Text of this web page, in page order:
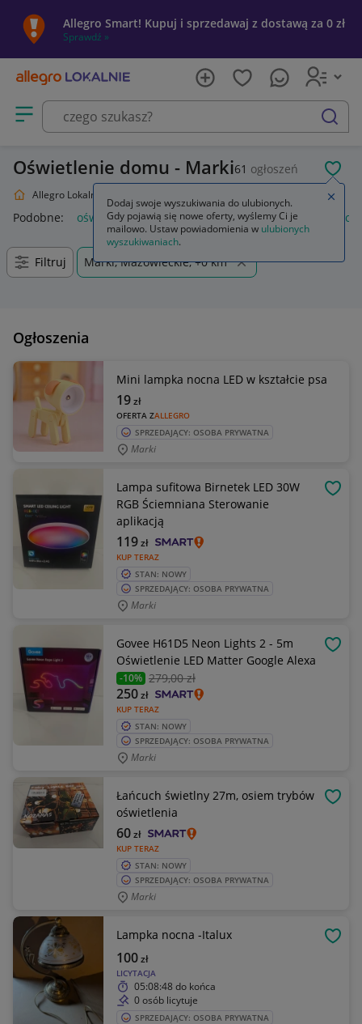
Allegro Smart! Kupuj i sprzedawaj z dostawą za 0 zł
Sprawdź »
Otwórz menu z kategoriami
szukaj
Oświetlenie domu - Marki61 ogłoszeń
Allegro Lokalnie
Podobne: oświetlenie oświetlenie szynowe oświetlenie
Filtruj Marki, Mazowieckie, +0 km
Ogłoszenia
Mini lampka nocna LED w kształcie psa
OFERTA ZALLEGRO
19zł
SPRZEDAJĄCY: OSOBA PRYWATNA
Marki
Lampa sufitowa Birnetek LED 30W
RGB Ściemniana Sterowanie
aplikacją
KUP TERAZ
119zł
STAN: NOWY
SPRZEDAJĄCY: OSOBA PRYWATNA
Marki
Govee H61D5 Neon Lights 2 - 5m
Oświetlenie LED Matter Google Alexa
-10% 279,00 zł
KUP TERAZ
250zł
STAN: NOWY
SPRZEDAJĄCY: OSOBA PRYWATNA
Marki
Łańcuch świetlny 27m, osiem trybów
oświetlenia
KUP TERAZ
60zł
STAN: NOWY
SPRZEDAJĄCY: OSOBA PRYWATNA
Marki
Lampka nocna -Italux
LICYTACJA
100zł
05:08:48 do końca
0 osób licytuje
SPRZEDAJĄCY: OSOBA PRYWATNA
Dodaj swoje wyszukiwania do ulubionych.
Gdy pojawią się nowe oferty, wyślemy Ci je
mailowo. Ustaw powiadomienia w ulubionych
wyszukiwaniach.